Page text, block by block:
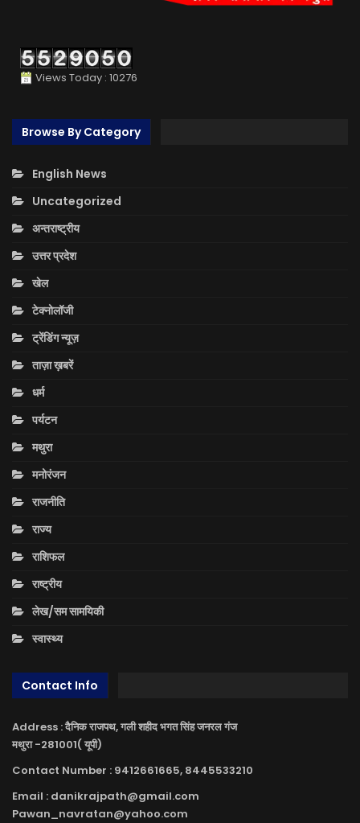
Views Today : 10276
Browse By Category
English News
Uncategorized
अन्तराष्ट्रीय
उत्तर प्रदेश
खेल
टेक्नोलॉजी
ट्रेंडिंग न्यूज़
ताज़ा ख़बरें
धर्म
पर्यटन
मथुरा
मनोरंजन
राजनीति
राज्य
राशिफल
राष्ट्रीय
लेख/सम सामयिकी
स्वास्थ्य
Contact Info
Address : दैनिक राजपथ, गली शहीद भगत सिंह जनरल गंज
मथुरा -281001( यूपी)
Contact Number : 9412661665, 8445533210
Email : danikrajpath@gmail.com
Pawan_navratan@yahoo.com